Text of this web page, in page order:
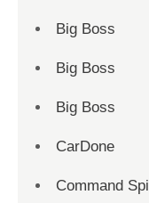
Big Boss
Big Boss
Big Boss
CarDone
Command